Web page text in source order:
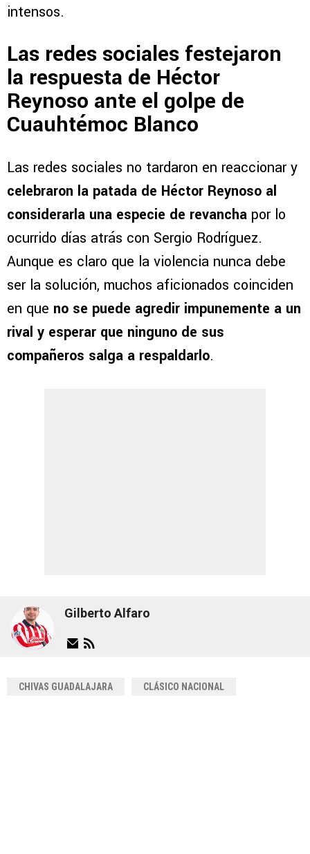
intensos.
Las redes sociales festejaron
la respuesta de Héctor
Reynoso ante el golpe de
Cuauhtémoc Blanco
Las redes sociales no tardaron en reaccionar y
celebraron la patada de Héctor Reynoso al
considerarla una especie de revancha por lo
ocurrido días atrás con Sergio Rodríguez.
Aunque es claro que la violencia nunca debe
ser la solución, muchos aficionados coinciden
en que no se puede agredir impunemente a un
rival y esperar que ninguno de sus
compañeros salga a respaldarlo.
Gilberto Alfaro
CHIVAS GUADALAJARA CLÁSICO NACIONAL